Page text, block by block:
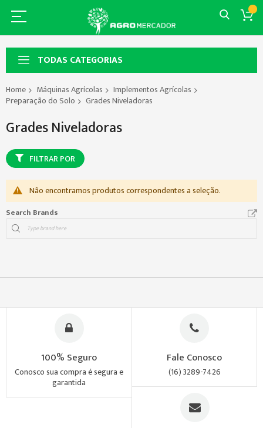
TODAS CATEGORIAS
Home Máquinas Agrícolas
Implementos Agrícolas
Preparação do Solo
Grades Niveladoras
Grades Niveladoras
Não encontramos produtos correspondentes a seleção.
FILTRAR POR
Search Brands
100% Seguro
Conosco sua compra é segura e
garantida
Fale Conosco
(16) 3289-7426